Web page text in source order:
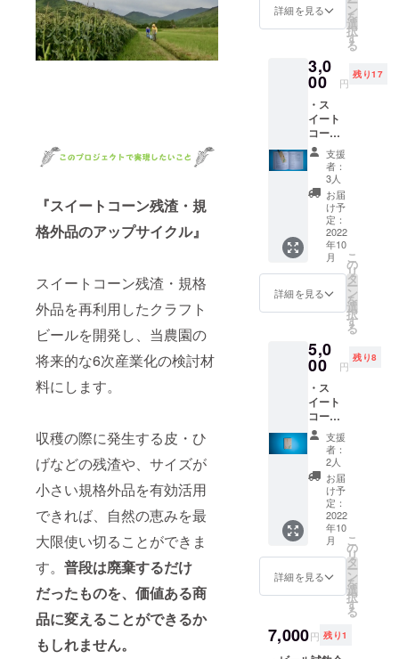
『スイートコーン残渣・規
格外品のアップサイクル』
スイートコーン残渣・規格
外品を再利用したクラフト
ビールを開発し、当農園の
将来的な6次産業化の検討材
料にします。
収穫の際に発生する皮・ひ
げなどの残渣や、サイズが
小さい規格外品を有効活用
できれば、自然の恵みを最
大限使い切ることができま
す。 普段は廃棄するだけ
だったものを、価値ある商
品に変えることができるか
もしれません。
観や質
感は、
試作と
で変わ
りま
す。
残渣の
分量や
混率に
より、
本生産
品は落
ち着い
た見た
目にな
ると思
われま
す。
詳細を見る ン
を
選
択
す
る
3,0
00 円
残り17
・ス
イート
コーン
から
作った
しおり
（2枚）
＊写真
は試作
時点の
和紙で
す。和
紙の外
観や質
感は、
試作と
で変わ
りま
す。
残渣の
分量や
混率に
より、
本生産
品は落
ち着い
た見た
目にな
ると思
われま
す。
支援
者：
3人
お届
け予
定：
2022
年10
月
詳細を見る
こ
の
リ
タ
ー
ン
を
選
択
す
る
5,0
00 円
残り8
・ス
イート
コーン
から
作った
ブック
カバー
（15㎝
×42㎝,
小説本
用） ＊
写真は
試作時
点の和
紙で
す。和
観や質
感は、
支援
者：
2人
お届
け予
定：
2022
年10
月
詳細を見る
こ
の
リ
タ
ー
ン
を
選
択
す
る
7,000円 残り1